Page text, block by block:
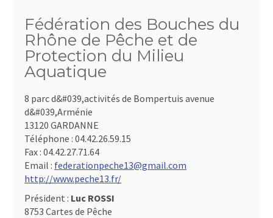
Fédération des Bouches du
Rhône de Pêche et de
Protection du Milieu
Aquatique
8 parc d&#039,activités de Bompertuis avenue
d&#039,Arménie
13120 GARDANNE
Téléphone : 04.42.26.59.15
Fax : 04.42.27.71.64
Email : federationpeche13@gmail.com
http://www.peche13.fr/
Président : Luc ROSSI
8753 Cartes de Pêche